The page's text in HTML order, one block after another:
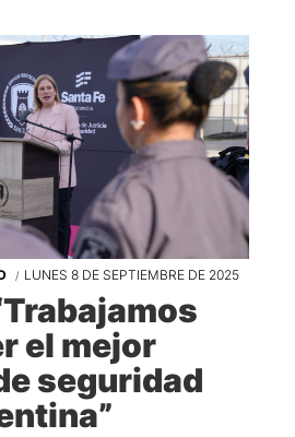
LUNES 8 DE SEPTIEMBRE DE 2025
el mejor
seguridad